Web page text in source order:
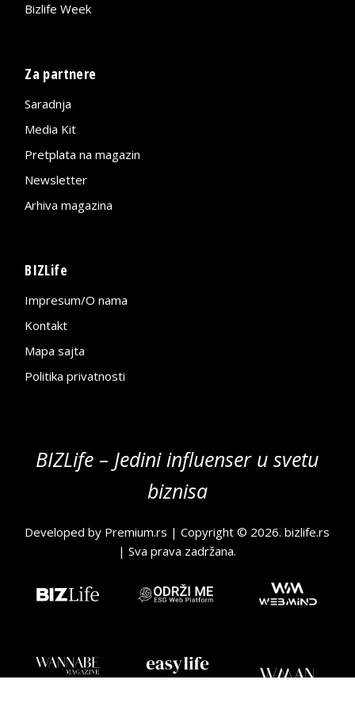
Bizlife Week
Za partnere
Saradnja
Media Kit
Pretplata na magazin
Newsletter
Arhiva magazina
BIZLife
Impresum/O nama
Kontakt
Mapa sajta
Politika privatnosti
BIZLife – Jedini influenser u svetu
biznisa
Developed by Premium.rs | Copyright © 2026.bizlife.rs
| Sva prava zadržana.